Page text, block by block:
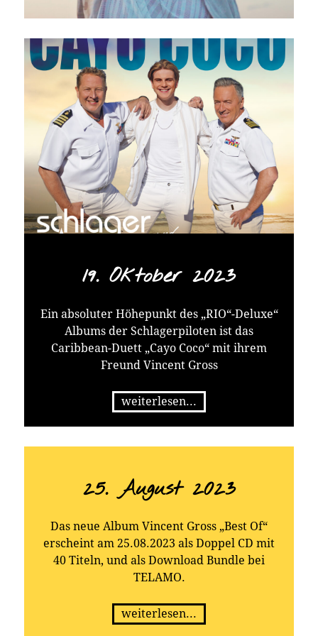
Im Remix von Goldsohn bekommt die
tanzbare Note: moderne Beats, dynamisches
Sounddesign und eine Produktion, die den
Song in ein neues Licht rückt, ohne dabei
seine Seele zu verlieren. Goldsohn gelingt es,
Emotion und Energie auf perfekte Weise zu
vereinen.
„Weißt was ich mein“ (Goldsohn Remix) steht
für ein Musikmoment, das sich genauso gut in
der Dancefloor Frequenz wie in der Radio-
Herzspur bewährt – modern, emotional und
ganz nah am Puls der Zeit.
Der Goldsohn Remix von „Weisst was ich
19. Oktober 2023
Ein absoluter Höhepunkt des „RIO“-Deluxe“
Albums der Schlagerpiloten ist das
Caribbean-Duett „Cayo Coco“ mit ihrem
Freund Vincent Gross
weiterlesen...
25. August 2023
Das neue Album Vincent Gross „Best Of“
erscheint am 25.08.2023 als Doppel CD mit
40 Titeln, und als Download Bundle bei
TELAMO.
weiterlesen...